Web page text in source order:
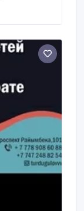
замуж за